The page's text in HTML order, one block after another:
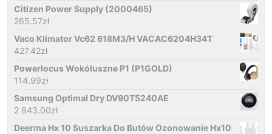
Citizen Power Supply (2000465)
265.57zł
Vaco Klimator Vc62 618M3/H VACAC6204H34T
427.42zł
Powerlocus Wokółuszne P1 (P1GOLD)
114.99zł
Samsung Optimal Dry DV90T5240AE
2 843.00zł
Deerma Hx 10 Suszarka Do Butów Ozonowanie Hx10